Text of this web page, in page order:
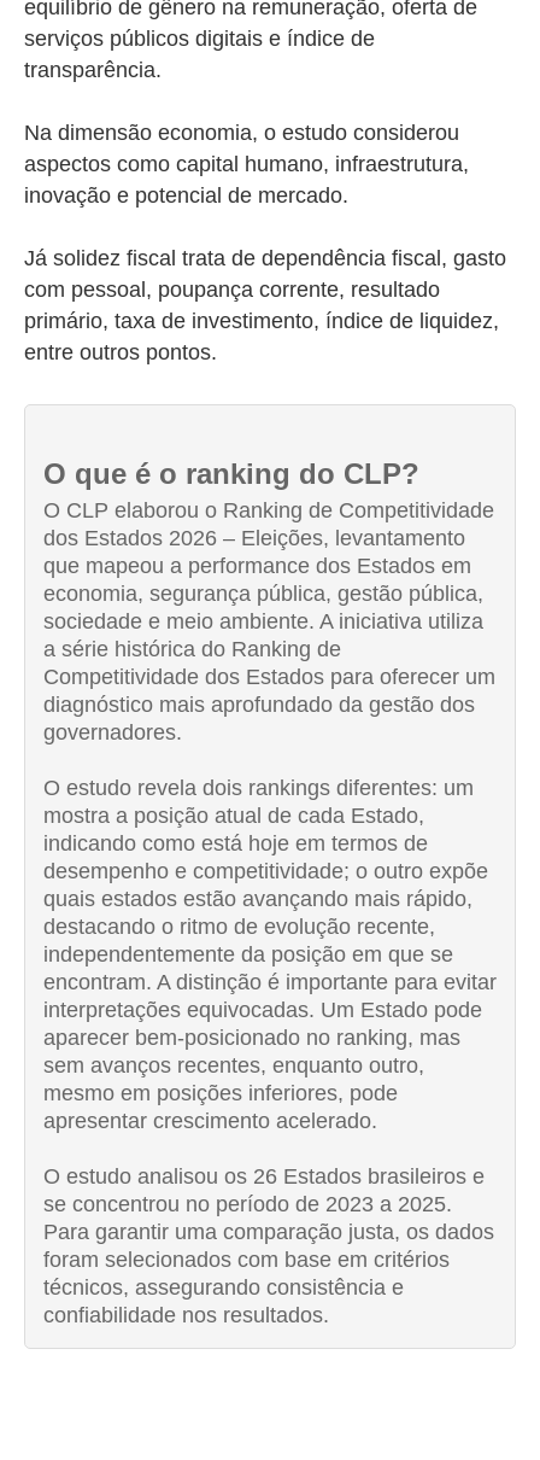
equilíbrio de gênero na remuneração, oferta de
serviços públicos digitais e índice de
transparência.
Na dimensão economia, o estudo considerou
aspectos como capital humano, infraestrutura,
inovação e potencial de mercado.
Já solidez fiscal trata de dependência fiscal, gasto
com pessoal, poupança corrente, resultado
primário, taxa de investimento, índice de liquidez,
entre outros pontos.
O que é o ranking do CLP?
O CLP elaborou o Ranking de Competitividade
dos Estados 2026 – Eleições, levantamento
que mapeou a performance dos Estados em
economia, segurança pública, gestão pública,
sociedade e meio ambiente. A iniciativa utiliza
a série histórica do Ranking de
Competitividade dos Estados para oferecer um
diagnóstico mais aprofundado da gestão dos
governadores.
O estudo revela dois rankings diferentes: um
mostra a posição atual de cada Estado,
indicando como está hoje em termos de
desempenho e competitividade; o outro expõe
quais estados estão avançando mais rápido,
destacando o ritmo de evolução recente,
independentemente da posição em que se
encontram. A distinção é importante para evitar
interpretações equivocadas. Um Estado pode
aparecer bem-posicionado no ranking, mas
sem avanços recentes, enquanto outro,
mesmo em posições inferiores, pode
apresentar crescimento acelerado.
O estudo analisou os 26 Estados brasileiros e
se concentrou no período de 2023 a 2025.
Para garantir uma comparação justa, os dados
foram selecionados com base em critérios
técnicos, assegurando consistência e
confiabilidade nos resultados.